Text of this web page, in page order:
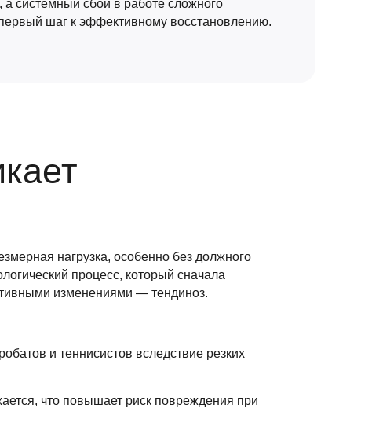
а системный сбой в работе сложного
шаг к эффективному восстановлению.
нагрузка, особенно без должного
процесс, который сначала
изменениями — тендиноз.
и теннисистов вследствие резких
что повышает риск повреждения при